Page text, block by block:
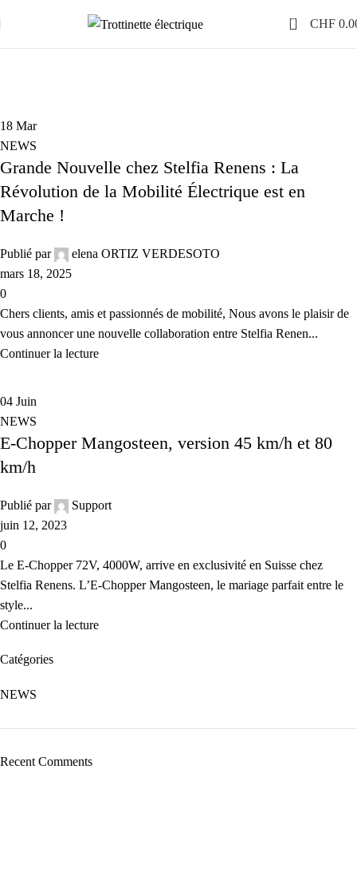
0 CHF
18 Mar
NEWS
Grande Nouvelle chez Stelfia Renens : La
Révolution de la Mobilité Électrique est en
Marche !
Publié par
elena ORTIZ VERDESOTO
mars 18, 2025
0
Chers clients, amis et passionnés de mobilité, Nous avons le plaisir de
vous annoncer une nouvelle collaboration entre Stelfia Renen...
Continuer la lecture
04 Juin
NEWS
E-Chopper Mangosteen, version 45 km/h et 80
km/h
Publié par
Support
juin 12, 2023
0
Le E-Chopper 72V, 4000W, arrive en exclusivité en Suisse chez
Stelfia Renens. L’E-Chopper Mangosteen, le mariage parfait entre le
style...
Continuer la lecture
Catégories
NEWS
Recent Comments